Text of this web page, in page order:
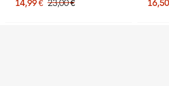
14,99 € 23,00 €